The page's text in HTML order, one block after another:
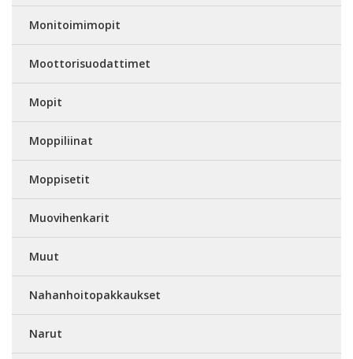
Monitoimimopit
Moottorisuodattimet
Mopit
Moppiliinat
Moppisetit
Muovihenkarit
Muut
Nahanhoitopakkaukset
Narut